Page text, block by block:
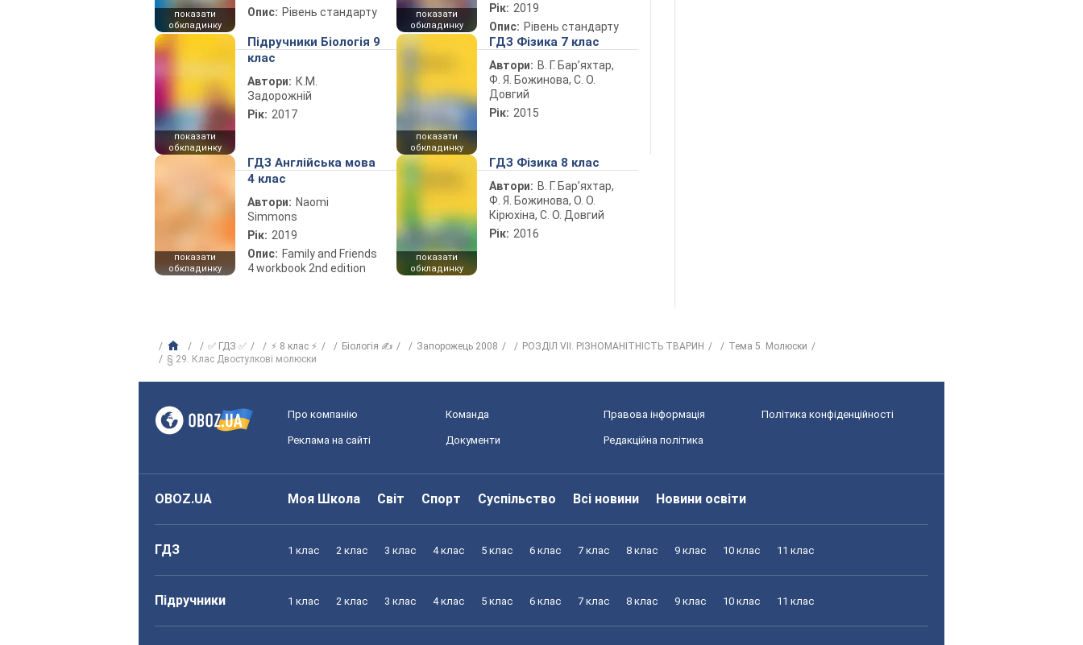
показати
обкладинку
Опис: Рівень стандарту
показати
обкладинку
Рік: 2019
Опис: Рівень стандарту
показати
обкладинку
Підручники Біологія 9
клас
Автори: К.М.
Задорожній
Рік: 2017
показати
обкладинку
ГДЗ Фізика 7 клас
Автори: В. Г. Бар’яхтар,
Ф. Я. Божинова, С. О.
Довгий
Рік: 2015
показати
обкладинку
ГДЗ Англійська мова
4 клас
Автори: Naomi
Simmons
Рік: 2019
Опис: Family and Friends
4 workbook 2nd edition
показати
обкладинку
ГДЗ Фізика 8 клас
Автори: В. Г. Бар’яхтар,
Ф. Я. Божинова, О. О.
Кірюхіна, С. О. Довгий
Рік: 2016
✅ ГДЗ ✅ ⚡ 8 клас ⚡ Біологія ✍ Запорожець 2008 РОЗДІЛ VII. РІЗНОМАНІТНІСТЬ ТВАРИН
Тема 5. Молюски
§ 29. Клас Двостулкові молюски
Про компанію Команда Правова інформація Політика конфіденційності
Реклама на сайті Документи Редакційна політика
OBOZ.UA Моя Школа Світ Спорт Суспільство Всі новини Новини освіти
ГДЗ 1 клас 2 клас 3 клас 4 клас 5 клас 6 клас 7 клас 8 клас 9 клас 10 клас 11 клас
Підручники 1 клас 2 клас 3 клас 4 клас 5 клас 6 клас 7 клас 8 клас 9 клас 10 клас 11 клас